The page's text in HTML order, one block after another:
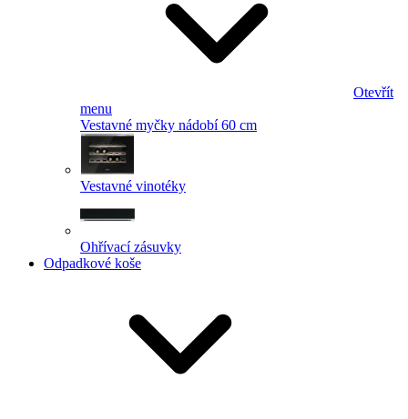
Otevřít
menu
Vestavné myčky nádobí 60 cm
Vestavné vinotéky
Ohřívací zásuvky
Odpadkové koše